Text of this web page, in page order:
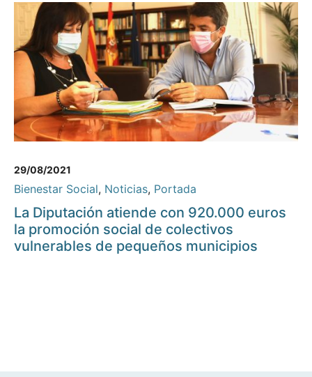
29/08/2021
Bienestar Social, Noticias, Portada
La Diputación atiende con 920.000 euros
la promoción social de colectivos
vulnerables de pequeños municipios